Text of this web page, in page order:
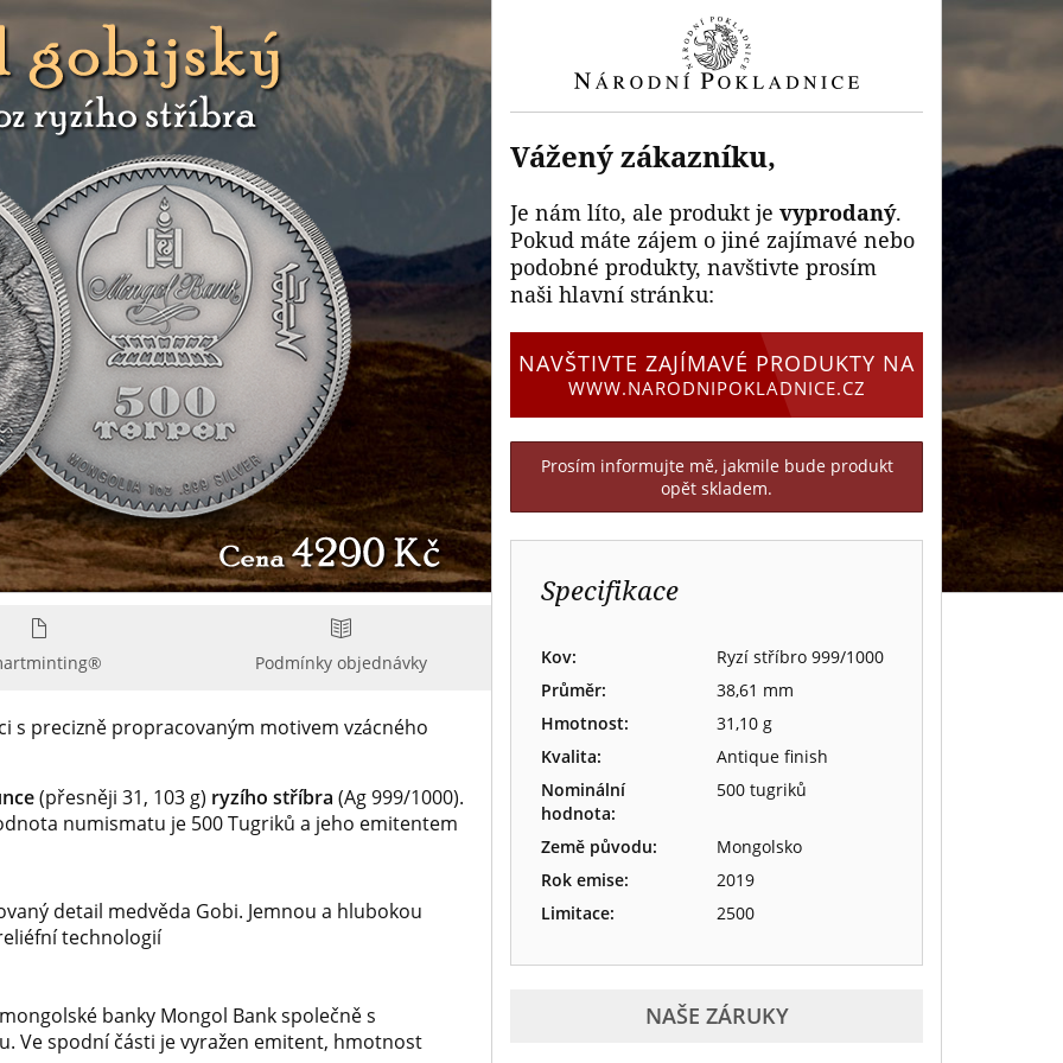
Podmínky objednávky
s precizně propracovaným motivem vzácného
(přesněji 31, 103 g) ryzího stříbra (Ag 999/1000).
numismatu je 500 Tugriků a jeho emitentem
detail medvěda Gobi. Jemnou a hlubokou
technologií
banky Mongol Bank společně s
Ve spodní části je vyražen emitent, hmotnost
Vážený zákazníku,
Je nám líto, ale produkt je vyprodaný.
Pokud máte zájem o jiné zajímavé nebo
podobné produkty, navštivte prosím
naši hlavní stránku:
NAVŠTIVTE ZAJÍMAVÉ PRODUKTY NA
WWW.NARODNIPOKLADNICE.CZ
Prosím informujte mě, jakmile bude produkt
opět skladem.
Specifikace
Kov:
Ryzí stříbro 999/1000
Průměr:
38,61 mm
Hmotnost:
31,10 g
Kvalita:
Antique finish
Nominální
hodnota:
500 tugriků
Země původu:
Mongolsko
Rok emise:
2019
Limitace:
2500
NAŠE ZÁRUKY